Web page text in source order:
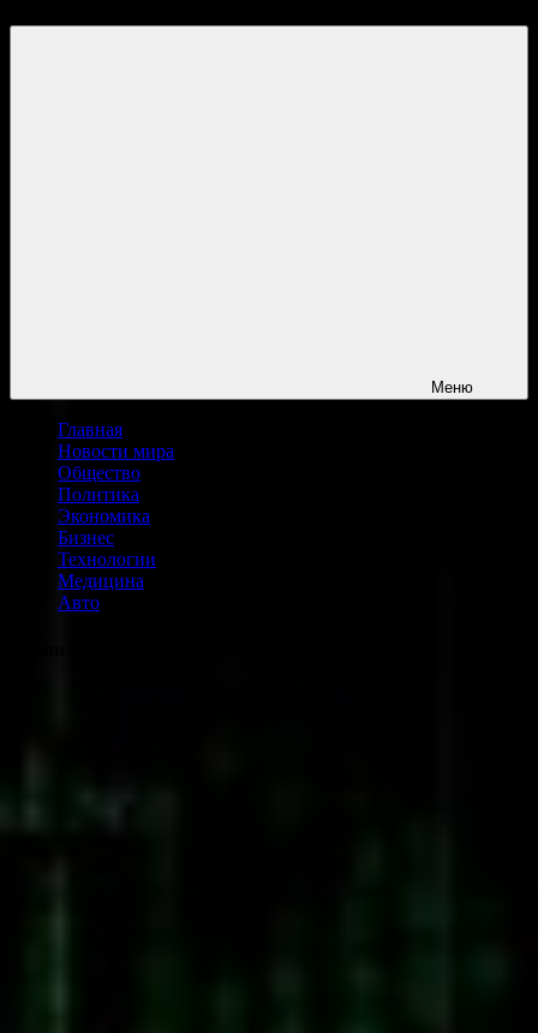
Меню
Главная
Новости мира
Общество
Политика
Экономика
Бизнес
Технологии
Медицина
Авто